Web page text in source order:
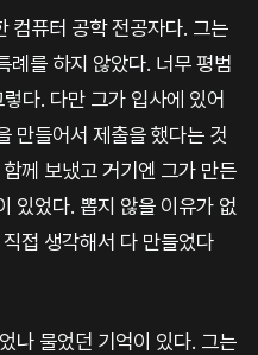
컴퓨터 공학 전공자다. 그는
례를 하지 않았다. 너무 평범
다. 다만 그가 입사에 있어
만들어서 제출을 했다는 것
께 보냈고 거기엔 그가 만든
있었다. 뽑지 않을 이유가 없
접 생각해서 다 만들었다
나 물었던 기억이 있다. 그는